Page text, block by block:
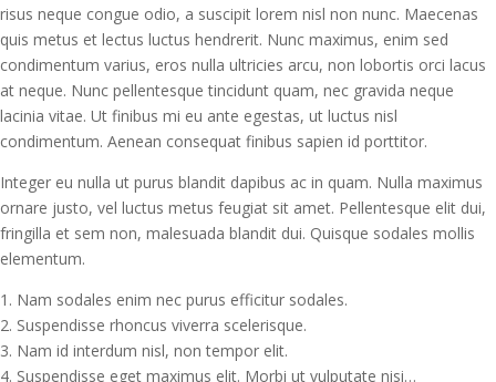
risus neque congue odio, a suscipit lorem nisl non nunc. Maecenas
quis metus et lectus luctus hendrerit. Nunc maximus, enim sed
condimentum varius, eros nulla ultricies arcu, non lobortis orci lacus
at neque. Nunc pellentesque tincidunt quam, nec gravida neque
lacinia vitae. Ut finibus mi eu ante egestas, ut luctus nisl
condimentum. Aenean consequat finibus sapien id porttitor.
Integer eu nulla ut purus blandit dapibus ac in quam. Nulla maximus
ornare justo, vel luctus metus feugiat sit amet. Pellentesque elit dui,
fringilla et sem non, malesuada blandit dui. Quisque sodales mollis
elementum.
1. Nam sodales enim nec purus efficitur sodales.
2. Suspendisse rhoncus viverra scelerisque.
3. Nam id interdum nisl, non tempor elit.
4. Suspendisse eget maximus elit. Morbi ut vulputate nisi…